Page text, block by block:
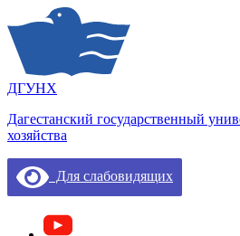
ДГУНХ
Дагестанский государственный
хозяйства
Для слабовидящих